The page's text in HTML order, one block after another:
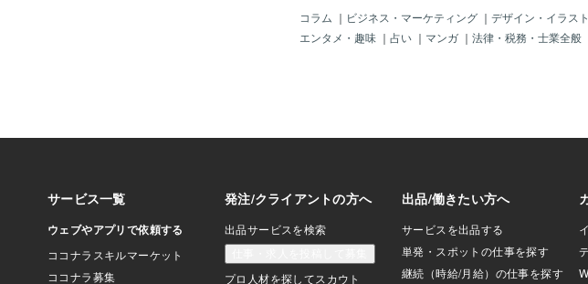
と 最高の手抜きを思いついた！ 早速過去
の画像を見てみると 作りが凄く雑で下手
1枚も画像が使用されず たった1枚だけの
コラム ｜ ビジネス・マーケティング ｜ デザイン・イラスト
エンタメ・趣味 ｜ 占い ｜ マンガ ｜ 法律・税務・士業全般